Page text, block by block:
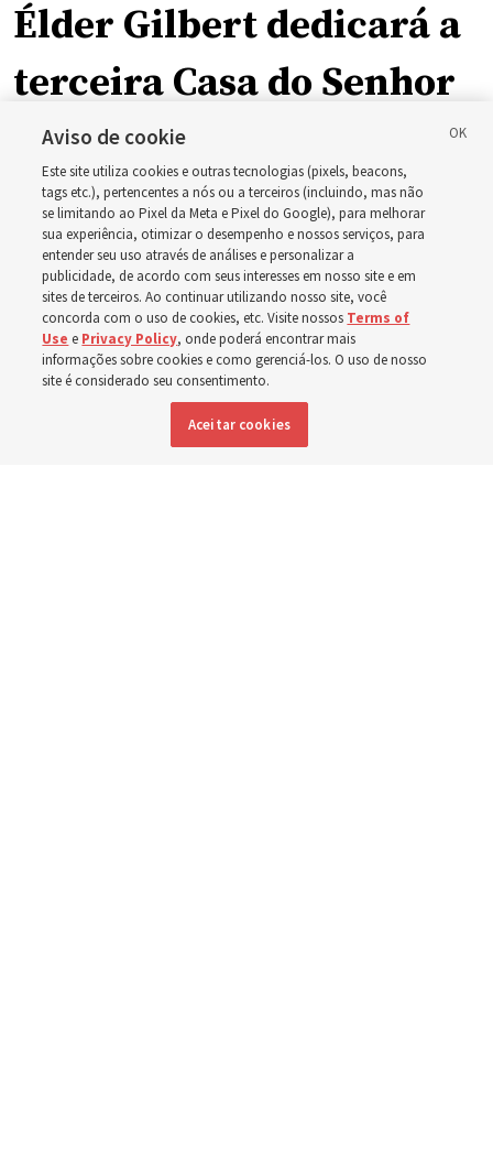
Élder Gilbert dedicará a
terceira Casa do Senhor
em Wyoming
A dedicação do Templo Cody Wyoming em outubro será
a primeira realizada por Élder Clark G. Gilbert
7 agosto 2026, 2:40 p.m. MDT Compartilhar
DISPONÍVEL EM: Inglês | Espanhol
Aviso de cookie
Este site utiliza cookies e outras tecnologias (pixels, beacons,
tags etc.), pertencentes a nós ou a terceiros (incluindo, mas não
se limitando ao Pixel da Meta e Pixel do Google), para melhorar
sua experiência, otimizar o desempenho e nossos serviços, para
entender seu uso através de análises e personalizar a
publicidade, de acordo com seus interesses em nosso site e em
sites de terceiros. Ao continuar utilizando nosso site, você
concorda com o uso de cookies, etc. Visite nossos Terms of
Use e Privacy Policy, onde poderá encontrar mais
informações sobre cookies e como gerenciá-los. O uso de nosso
site é considerado seu consentimento.
Aceitar cookies